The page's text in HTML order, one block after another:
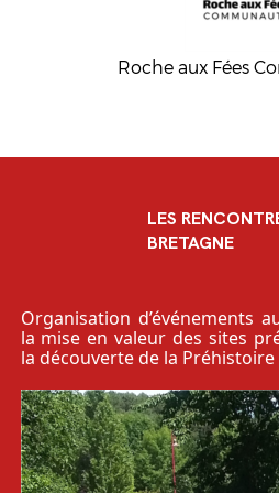
Roche aux Fées
LES
BRETAGNE
Organisation d’événements
la mise en valeur des sites
la découverte de la